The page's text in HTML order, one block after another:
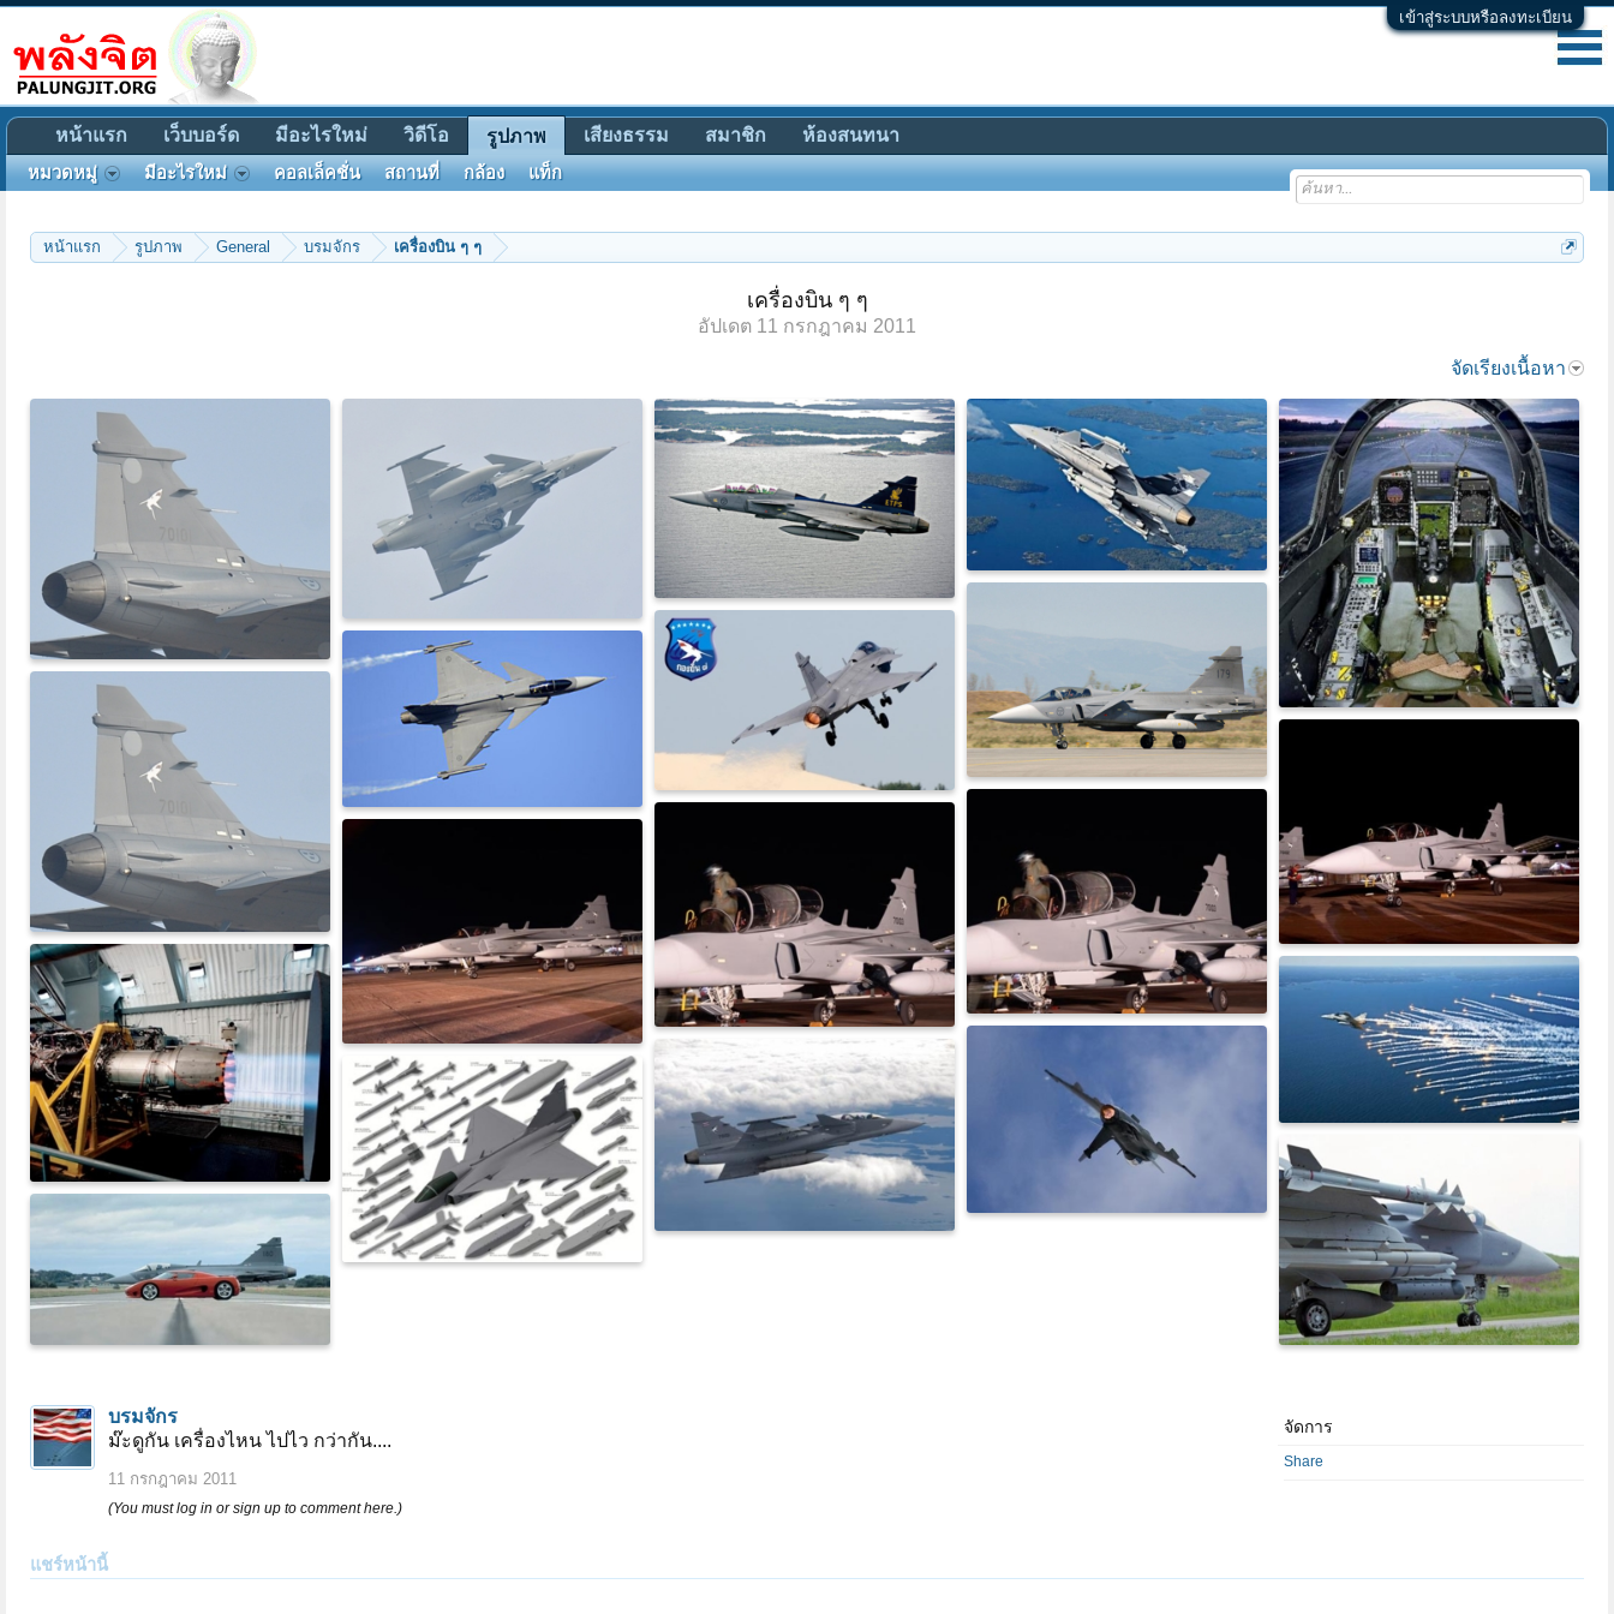
เข้าสู่ระบบหรือลงทะเบียน
หน้าแรก รูปภาพ General บรมจักร เครื่องบิน ๆ ๆ
เครื่องบิน ๆ ๆ
อัปเดต 11 กรกฎาคม 2011
จัดเรียงเนื้อหา
บรมจักร
ม๊ะดูกัน เครื่องไหน ไปไว กว่ากัน....
11 กรกฎาคม 2011
(You must log in or sign up to comment here.)
จัดการ
Share
แชร์หน้านี้
หน้าแรก เว็บบอร์ด มีอะไรใหม่ วิดีโอ รูปภาพ
หมวดหมู่ มีอะไรใหม่ คอลเล็คชั่น สถานที่ กล้อง แท็ก
เสียงธรรม สมาชิก ห้องสนทนา